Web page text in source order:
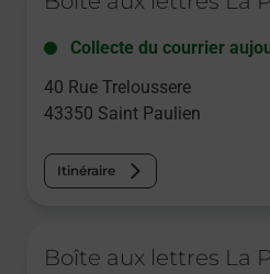
Collecte du courrier
40 Rue Treloussere
43350 Saint Paulien
Itinéraire
Boîte aux lettres La